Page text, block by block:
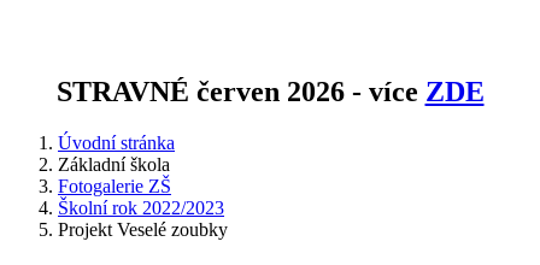
STRAVNÉ červen 2026 - více ZDE
Úvodní stránka
Základní škola
Fotogalerie ZŠ
Školní rok 2022/2023
Projekt Veselé zoubky